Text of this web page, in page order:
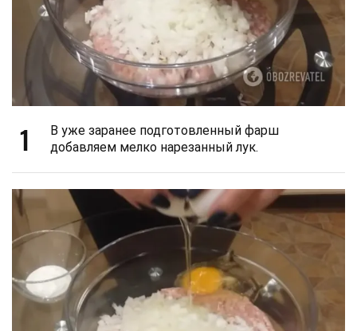
1
В уже заранее подготовленный фарш
добавляем мелко нарезанный лук.